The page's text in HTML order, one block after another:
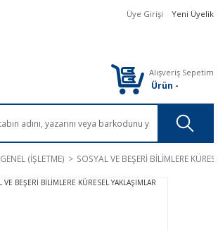
Üye Girişi Yeni Üyelik
Alışveriş Sepetim
Ürün -
GENEL (İŞLETME) SOSYAL VE BEŞERİ BİLİMLERE